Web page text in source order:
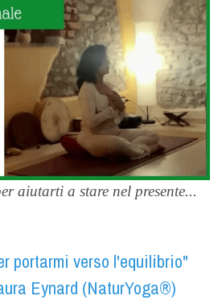
aiutarti a stare nel presente...
portarmi verso l'equilibrio"
Eynard (NaturYoga®)